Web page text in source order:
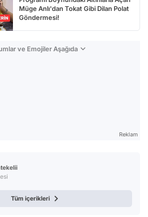
Müge Anlı'dan Tokat Gibi Dilan Polat
Göndermesi!
ve Emojiler Aşağıda
Reklam
Tüm içerikleri